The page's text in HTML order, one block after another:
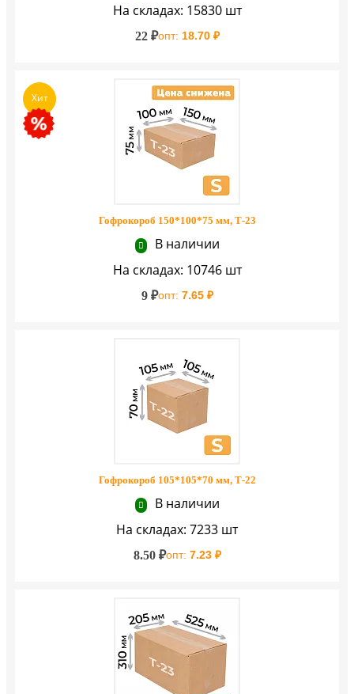
На складах: 15830 шт
22 ₽опт: 18.70 ₽
Хит
Гофрокороб 150*100*75 мм, Т-23
В наличии
На складах: 10746 шт
9 ₽опт: 7.65 ₽
Гофрокороб 105*105*70 мм, Т-22
В наличии
На складах: 7233 шт
8.50 ₽опт: 7.23 ₽